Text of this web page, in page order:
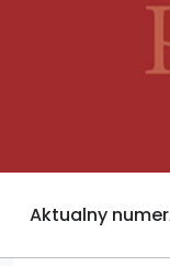
Aktualny numer